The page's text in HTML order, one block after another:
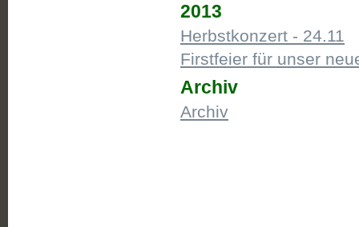
2013
Herbstkonzert - 24.11
Firstfeier für unser
Archiv
Archiv